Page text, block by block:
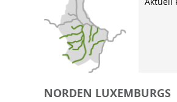
NORDEN LUXEMBURGS